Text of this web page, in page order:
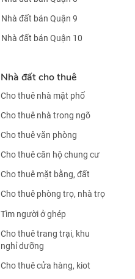
Nhà đất bán Quận 9
Nhà đất bán Quận 10
Nhà đất cho thuê
Cho thuê nhà mặt phố
Cho thuê nhà trong ngõ
Cho thuê văn phòng
Cho thuê căn hộ chung cư
Cho thuê mặt bằng, đất
Cho thuê phòng trọ, nhà trọ
Tìm người ở ghép
Cho thuê trang trại, khu
nghỉ dưỡng
Cho thuê cửa hàng, kiot